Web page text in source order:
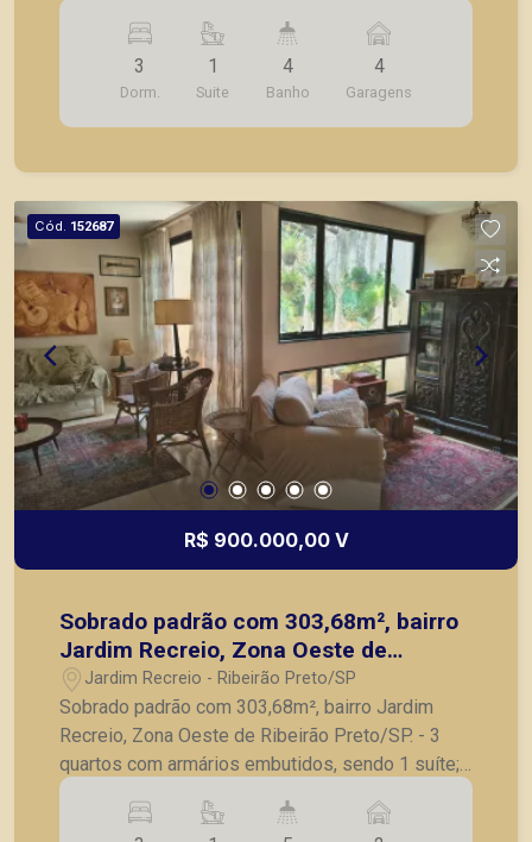
despensa, lavanderia, piscina, churrasqueira,
vestiário, 4 vagas de garagem. Item? MOBILIADO
MOVEIS EMBUTIDOS NOS QUARTOS.
3
Dorm.
1
Suite
4
Banho
4
Garagens
Cód. 152687
R$ 900.000,00 V
Sobrado padrão com 303,68m², bairro
Jardim Recreio, Zona Oeste de
Ribeirão Preto/SP.
Jardim Recreio - Ribeirão Preto/SP
Sobrado padrão com 303,68m², bairro Jardim
Recreio, Zona Oeste de Ribeirão Preto/SP. - 3
quartos com armários embutidos, sendo 1 suíte; -
Banheiro social; - Escritório; - Sala para 3
ambientes; - Lavabo; - Cozinha com armários; -